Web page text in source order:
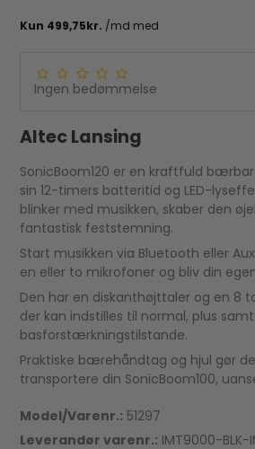
Ingen bedømmelse
Altec Lansing
SonicBoom120 er en kraftfuld
sin 12-timers batteritid og LED-
blinker med musikken, skaber den
fantastisk feststemning.
Start musikken via Bluetooth eller
en eller to mikrofoner og bliv din
Den har en diskanthøjttaler og en 8
der kan indstilles til normal, plus
basforstærkningstilstande.
Praktiske bærehåndtag og hjul gør
transportere din SonicBoom100,
Model/Varenr.: 51297
Leverandør varenr.: IMT9000-BLK-